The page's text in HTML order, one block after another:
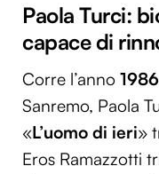
Paola Turci:
capace di
Corre l’anno 1986
Sanremo, Paola
«L’uomo di ieri»
Eros Ramazzotti